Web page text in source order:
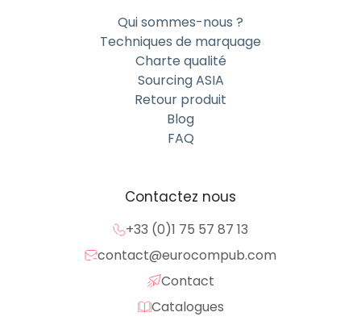
Qui sommes-nous ?
Techniques de marquage
Charte qualité
Sourcing ASIA
Retour produit
Blog
FAQ
Contactez nous
+33 (0)1 75 57 87 13
contact@eurocompub.com
Contact
Catalogues